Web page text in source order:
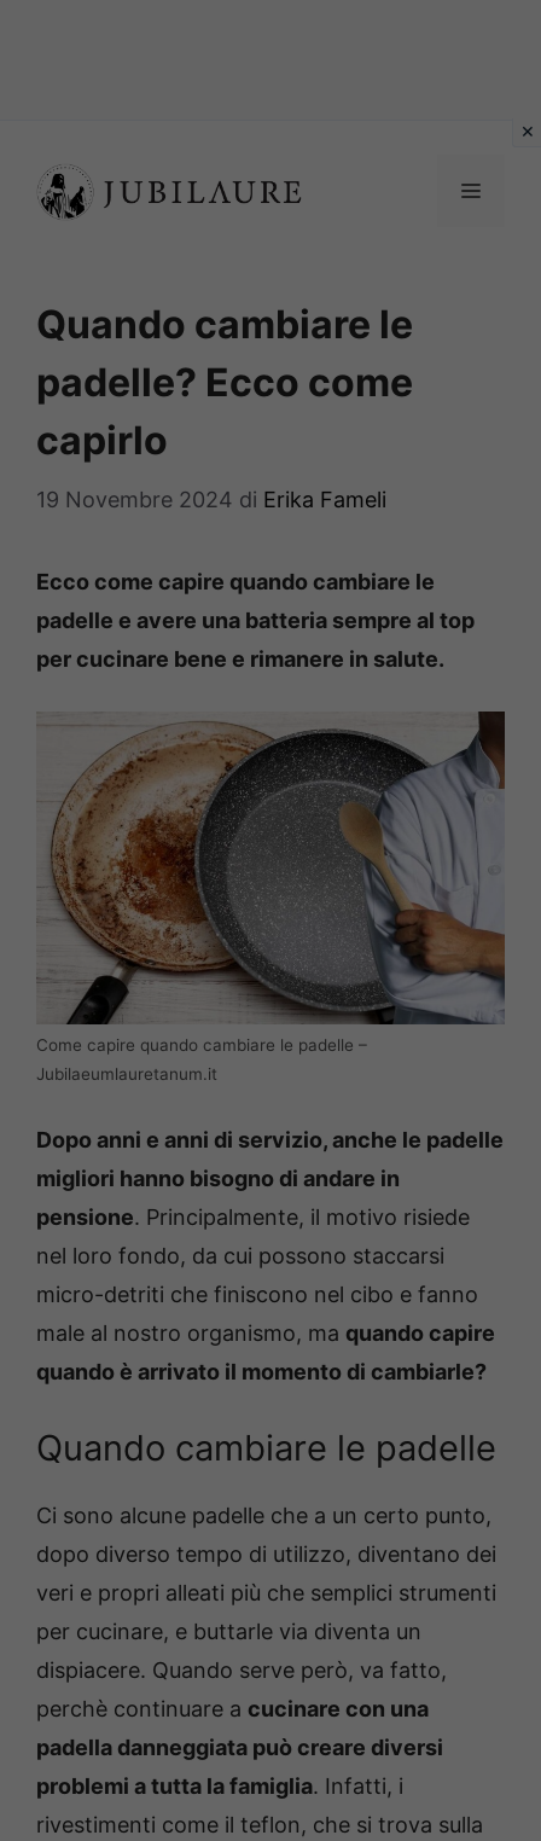
contenuto
MENU
Quando cambiare le
padelle? Ecco come
capirlo
19 Novembre 2024 di Erika Fameli
Ecco come capire quando cambiare le
padelle e avere una batteria sempre al top
per cucinare bene e rimanere in salute.
Come capire quando cambiare le padelle –
Jubilaeumlauretanum.it
Dopo anni e anni di servizio, anche le padelle
migliori hanno bisogno di andare in
pensione. Principalmente, il motivo risiede
nel loro fondo, da cui possono staccarsi
micro-detriti che finiscono nel cibo e fanno
male al nostro organismo, ma quando capire
quando è arrivato il momento di cambiarle?
Quando cambiare le padelle
Ci sono alcune padelle che a un certo punto,
dopo diverso tempo di utilizzo, diventano dei
veri e propri alleati più che semplici strumenti
per cucinare, e buttarle via diventa un
dispiacere. Quando serve però, va fatto,
perchè continuare a cucinare con una
padella danneggiata può creare diversi
problemi a tutta la famiglia. Infatti, i
rivestimenti come il teflon, che si trova sulla